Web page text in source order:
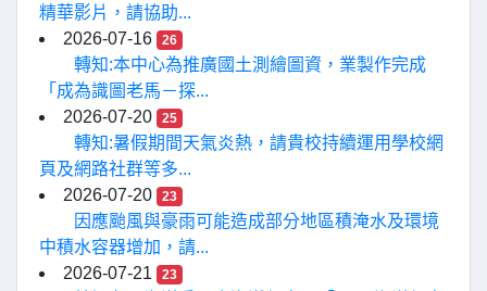
精華影片，請協助...
2026-07-16
26
轉知:本中心為推廣國土測繪圖資，業製作完成
「成為識圖老馬－探...
2026-07-20
25
轉知:暑假期間天氣炎熱，請貴校持續運用學校網
頁及網路社群等多...
2026-07-20
23
因應颱風與豪雨可能造成部分地區積淹水及環境
中積水容器增加，請...
2026-07-21
23